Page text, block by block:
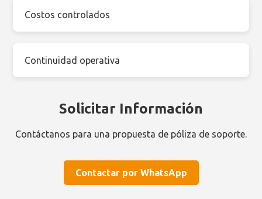
Costos controlados
Continuidad operativa
Solicitar Información
Contáctanos para una propuesta de póliza de soporte.
Contactar por WhatsApp